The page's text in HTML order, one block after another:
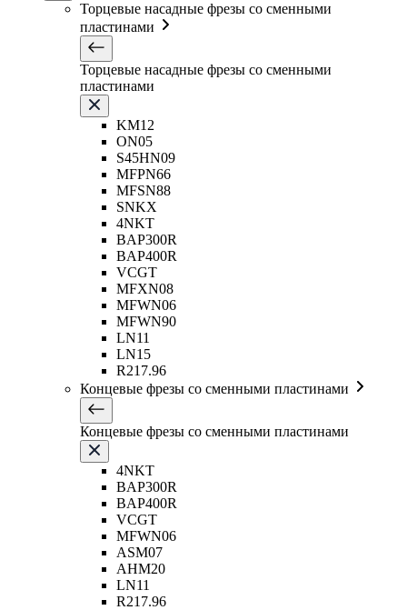
Торцевые насадные фрезы со сменными
пластинами
Торцевые насадные фрезы со сменными
пластинами
KM12
ON05
S45HN09
MFPN66
MFSN88
SNKX
4NKT
BAP300R
BAP400R
VCGT
MFXN08
MFWN06
MFWN90
LN11
LN15
R217.96
Концевые фрезы со сменными пластинами
Концевые фрезы со сменными пластинами
4NKT
BAP300R
BAP400R
VCGT
MFWN06
ASM07
AHM20
LN11
R217.96